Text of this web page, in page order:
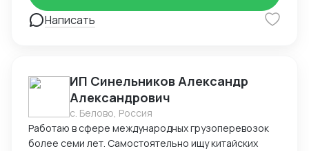
Написать
ИП Синельников Александр
Александрович
с. Белово, Россия
Работаю в сфере международных грузоперевозок
более семи лет. Самостоятельно ищу китайских